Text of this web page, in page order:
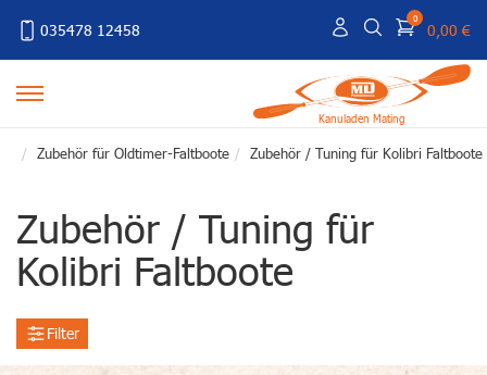
035478 12458
0
0,00 €
Kanuladen Mating
Zubehör für Oldtimer-Faltboote Zubehör / Tuning für Kolibri Faltboote
Zubehör / Tuning für
Kolibri Faltboote
Filter